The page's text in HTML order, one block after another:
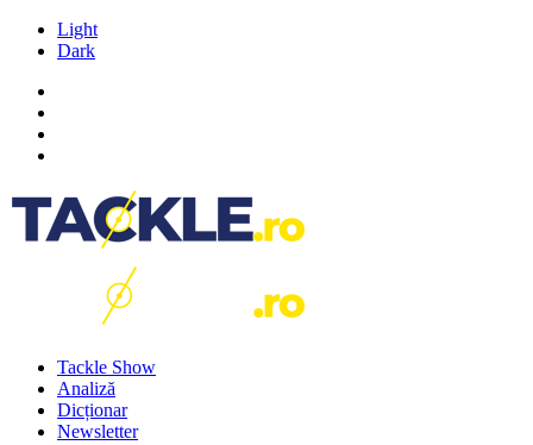
Light
Dark
Tackle Show
Analiză
Dicționar
Newsletter